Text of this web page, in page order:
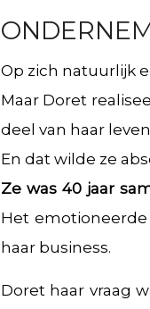
Op zich natuurlijk
Maar Doret
deel van haar
En dat wilde ze
Ze was 40 jaar
Het
haar business.
Doret haar vraag